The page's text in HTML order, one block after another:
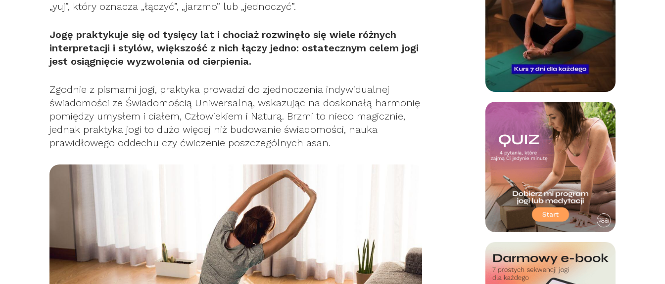
„yuj”, który oznacza „łączyć”, „jarzmo” lub „jednoczyć”.
Jogę praktykuje się od tysięcy lat i chociaż rozwinęło się wiele różnych
interpretacji i stylów, większość z nich łączy jedno: ostatecznym celem jogi
jest osiągnięcie wyzwolenia od cierpienia.
Zgodnie z pismami jogi, praktyka prowadzi do zjednoczenia indywidualnej
świadomości ze Świadomością Uniwersalną, wskazując na doskonałą harmonię
pomiędzy umysłem i ciałem, Człowiekiem i Naturą. Brzmi to nieco magicznie,
jednak praktyka jogi to dużo więcej niż budowanie świadomości, nauka
prawidłowego oddechu czy ćwiczenie poszczególnych asan.